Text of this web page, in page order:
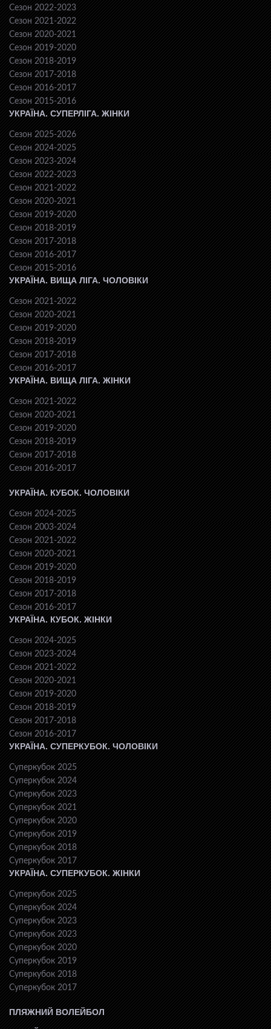
Сезон 2022-2023
Сезон 2021-2022
Сезон 2020-2021
Сезон 2019-2020
Сезон 2018-2019
Сезон 2017-2018
Сезон 2016-2017
Сезон 2015-2016
УКРАЇНА. СУПЕРЛІГА. ЖІНКИ
Сезон 2025-2026
Сезон 2024-2025
Сезон 2023-2024
Сезон 2022-2023
Сезон 2021-2022
Сезон 2020-2021
Сезон 2019-2020
Сезон 2018-2019
Сезон 2017-2018
Сезон 2016-2017
Сезон 2015-2016
УКРАЇНА. ВИЩА ЛІГА. ЧОЛОВІКИ
Сезон 2021-2022
Сезон 2020-2021
Сезон 2019-2020
Сезон 2018-2019
Сезон 2017-2018
Сезон 2016-2017
УКРАЇНА. ВИЩА ЛІГА. ЖІНКИ
Сезон 2021-2022
Сезон 2020-2021
Сезон 2019-2020
Сезон 2018-2019
Сезон 2017-2018
Сезон 2016-2017
УКРАЇНА. КУБОК. ЧОЛОВІКИ
Сезон 2024-2025
Сезон 2003-2024
Сезон 2021-2022
Сезон 2020-2021
Сезон 2019-2020
Сезон 2018-2019
Сезон 2017-2018
Сезон 2016-2017
УКРАЇНА. КУБОК. ЖІНКИ
Сезон 2024-2025
Сезон 2023-2024
Сезон 2021-2022
Сезон 2020-2021
Сезон 2019-2020
Сезон 2018-2019
Сезон 2017-2018
Сезон 2016-2017
УКРАЇНА. СУПЕРКУБОК. ЧОЛОВІКИ
Суперкубок 2025
Суперкубок 2024
Суперкубок 2023
Суперкубок 2021
Суперкубок 2020
Суперкубок 2019
Суперкубок 2018
Суперкубок 2017
УКРАЇНА. СУПЕРКУБОК. ЖІНКИ
Суперкубок 2025
Суперкубок 2024
Суперкубок 2023
Суперкубок 2023
Суперкубок 2020
Суперкубок 2019
Суперкубок 2018
Суперкубок 2017
ПЛЯЖНИЙ ВОЛЕЙБОЛ